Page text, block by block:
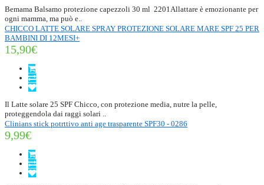
Bemama Balsamo protezione capezzoli 30 ml 2201Allattare è emozionante per
ogni mamma, ma può e..
CHICCO LATTE SOLARE SPRAY PROTEZIONE SOLARE MARE SPF 25 PER
BAMBINI DI 12MESI+
15,90€
Il Latte solare 25 SPF Chicco, con protezione media, nutre la pelle,
proteggendola dai raggi solari ..
Clinians stick potrttivo anti age trasparente SPF30 - 0286
9,99€